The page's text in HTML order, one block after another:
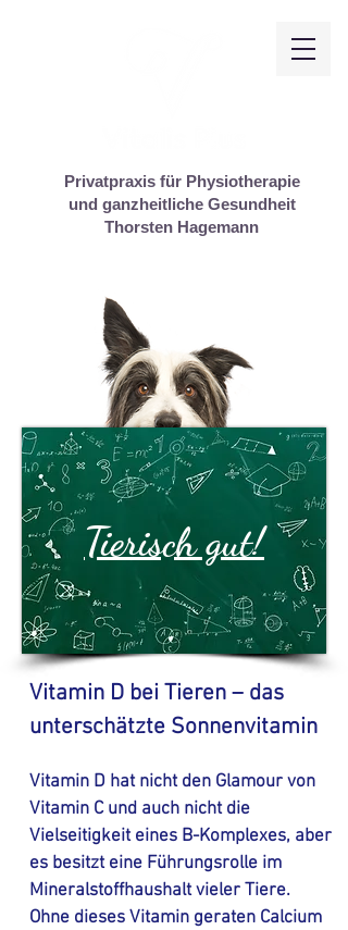
Privatpraxis für Physiotherapie
und ganzheitliche Gesundheit
Thorsten Hagemann
Tierisch gut!
Vitamin D bei Tieren – das
unterschätzte Sonnenvitamin
Vitamin D hat nicht den Glamour von
Vitamin C und auch nicht die
Vielseitigkeit eines B-Komplexes, aber
es besitzt eine Führungsrolle im
Mineralstoffhaushalt vieler Tiere.
Ohne dieses Vitamin geraten Calcium